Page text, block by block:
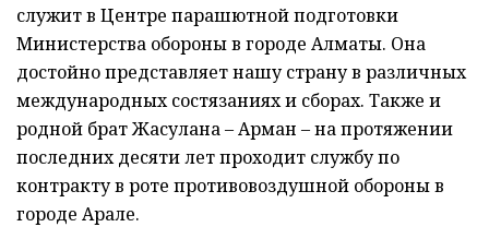
служит в Центре парашютной подготовки
Министерства обороны в городе Алматы. Она
достойно представляет нашу страну в различных
международных состязаниях и сборах. Также и
родной брат Жасулана – Арман – на протяжении
последних десяти лет проходит службу по
контракту в роте противовоздушной обороны в
городе Арале.